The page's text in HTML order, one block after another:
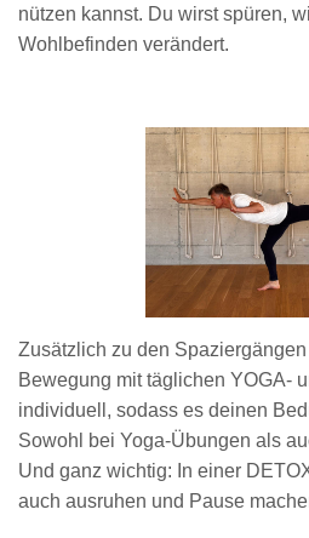
nützen kannst. Du wirst spüren,
Wohlbefinden verändert.
Zusätzlich zu den
Bewegung mit täglichen YOGA-
individuell, sodass es deinen
Sowohl bei Yoga-Übungen als
Und ganz wichtig: In einer
auch ausruhen und Pause